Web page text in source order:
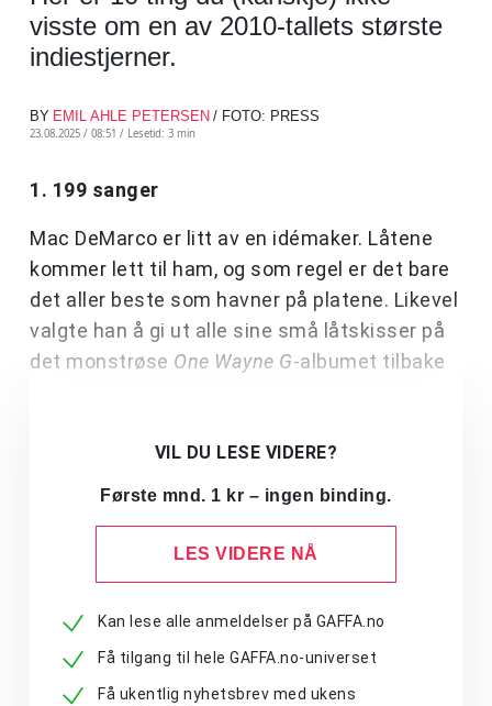
visste om en av 2010-tallets største
indiestjerner.
BY EMIL AHLE PETERSEN / FOTO: PRESS
23.08.2025 / 08:51 / Lesetid: 3 min
1. 199 sanger
Mac DeMarco er litt av en idé­maker. Låtene
kommer lett til ham, og som regel er det bare
det aller beste som havner på platene. Likevel
valgte han å gi ut alle sine små låtskisser på
det monstrøse One Wayne G-albumet tilbake
VIL DU LESE VIDERE?
Første mnd. 1 kr – ingen binding.
LES VIDERE NÅ
Kan lese alle anmeldelser på GAFFA.no
Få tilgang til hele GAFFA.no-universet
Få ukentlig nyhetsbrev med ukens